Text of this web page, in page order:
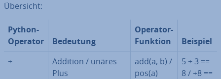
Übersicht:
Python-
Operator
Bedeutung
Operator-
Funktion
Beispiel
+
Addition / unäres
Plus
add(a, b) /
pos(a)
5 + 3 ==
8 / +8 ==